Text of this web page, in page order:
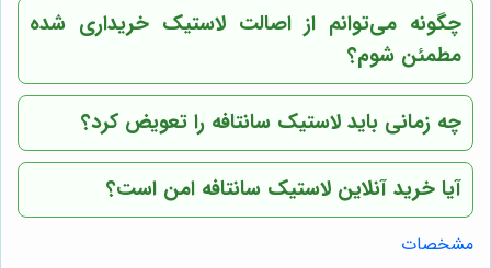
چگونه می‌توانم از اصالت لاستیک خریداری شده
مطمئن شوم؟
چه زمانی باید لاستیک سانتافه را تعویض کرد؟
آیا خرید آنلاین لاستیک سانتافه امن است؟
مشخصات